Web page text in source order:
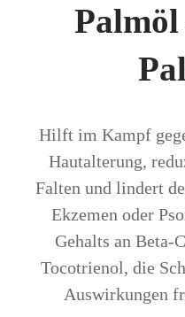
Hilft im Kampf
Hautalterung,
Falten und lindert
Ekzemen oder
Gehalts an Beta-
Tocotrienol, die
Auswirkungen